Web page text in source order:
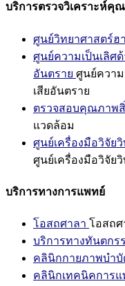
บริการตรวจวิเคราะห์คุ
ศูนย์วิทยาศาสตร์ฮ
ศูนย์ความเป็นเลิศ
อันตราย ศูนย์ความ
เสียอันตราย
ตรวจสอบคุณภาพ
แวดล้อม
ศูนย์เครื่องมือวิจัย
ศูนย์เครื่องมือวิจัย
บริการทางการแพทย์
โอสถศาลา โอสถศ
บริการทางทันตกร
คลินิกกายภาพบำบั
คลินิกเทคนิคการแ